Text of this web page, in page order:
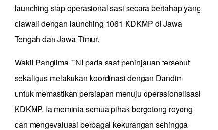
launching siap operasionalisasi secara bertahap yang
diawali dengan launching 1061 KDKMP di Jawa
Tengah dan Jawa Timur.
Wakil Panglima TNI pada saat peninjauan tersebut
sekaligus melakukan koordinasi dengan Dandim
untuk memastikan persiapan menuju operasionalisasi
KDKMP. Ia meminta semua pihak bergotong royong
dan mengevaluasi berbagai kekurangan sehingga